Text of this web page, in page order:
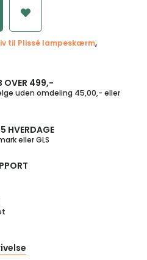
til Plissé lampeskærm
OVER 499,-
uden omdeling 45,00,- eller
HVERDAGE
eller GLS